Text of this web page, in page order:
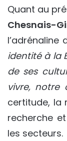
Quant au
Chesnais-
l’adrénaline
identité à la
de ses
vivre, notre
certitude, la
recherche
les secteurs.